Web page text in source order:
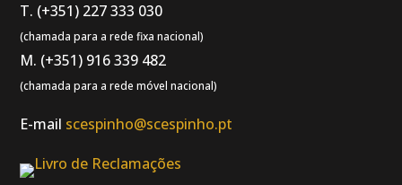
T. (+351) 227 333 030
(chamada para a rede fixa nacional)
M. (+351) 916 339 482
(chamada para a rede móvel nacional)
E-mail scespinho@scespinho.pt